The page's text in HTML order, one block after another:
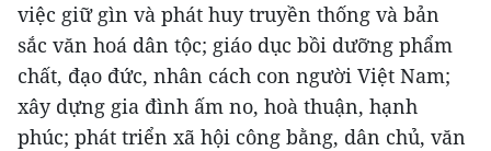
việc giữ gìn và phát huy truyền thống và bản
sắc văn hoá dân tộc; giáo dục bồi dưỡng phẩm
chất, đạo đức, nhân cách con người Việt Nam;
xây dựng gia đình ấm no, hoà thuận, hạnh
phúc; phát triển xã hội công bằng, dân chủ, văn